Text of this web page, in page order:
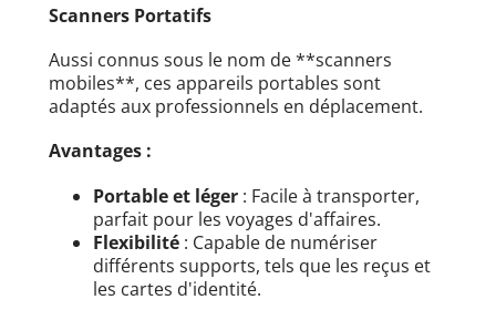
Scanners Portatifs
Aussi connus sous le nom de **scanners
mobiles**, ces appareils portables sont
adaptés aux professionnels en déplacement.
Avantages :
Portable et léger : Facile à transporter,
parfait pour les voyages d'affaires.
Flexibilité : Capable de numériser
différents supports, tels que les reçus et
les cartes d'identité.